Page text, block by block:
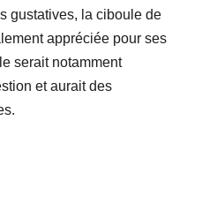
gustatives, la ciboule de
appréciée pour ses
serait notamment
et aurait des